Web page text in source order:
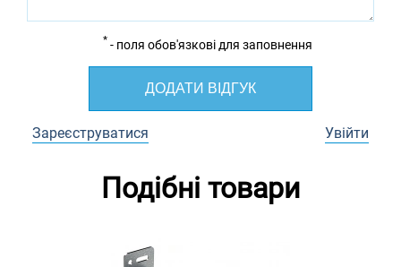
* - поля обов'язкові для заповнення
ДОДАТИ ВІДГУК
Зареєструватися Увійти
Подібні товари